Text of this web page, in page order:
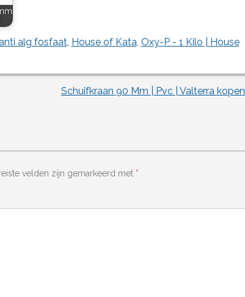
alg fosfaat, House of Kata, Oxy-P - 1 Kilo | House
Schuifkraan 90 Mm | Pvc | Valterra kopen
velden zijn gemarkeerd met *